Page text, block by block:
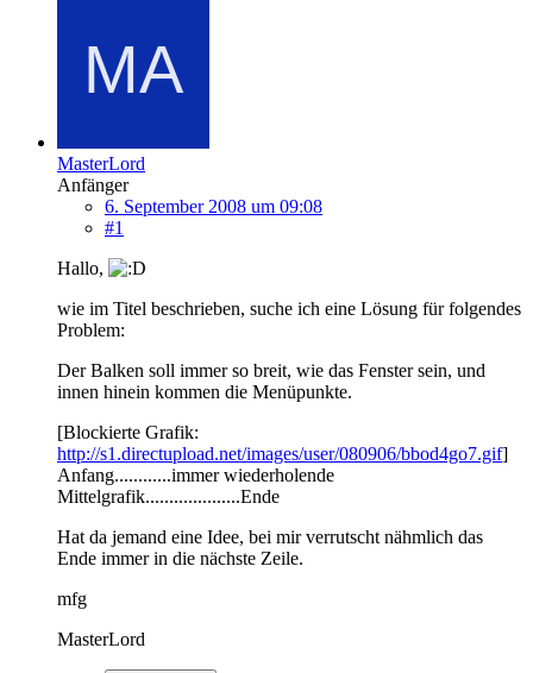
MasterLord
Anfänger
6. September 2008 um 09:08
#1
Hallo,
wie im Titel beschrieben, suche ich eine Lösung für folgendes
Problem:
Der Balken soll immer so breit, wie das Fenster sein, und
innen hinein kommen die Menüpunkte.
[Blockierte Grafik:
http://s1.directupload.net/images/user/080906/bbod4go7.gif]
Anfang............immer wiederholende
Mittelgrafik....................Ende
Hat da jemand eine Idee, bei mir verrutscht nähmlich das
Ende immer in die nächste Zeile.
mfg
MasterLord